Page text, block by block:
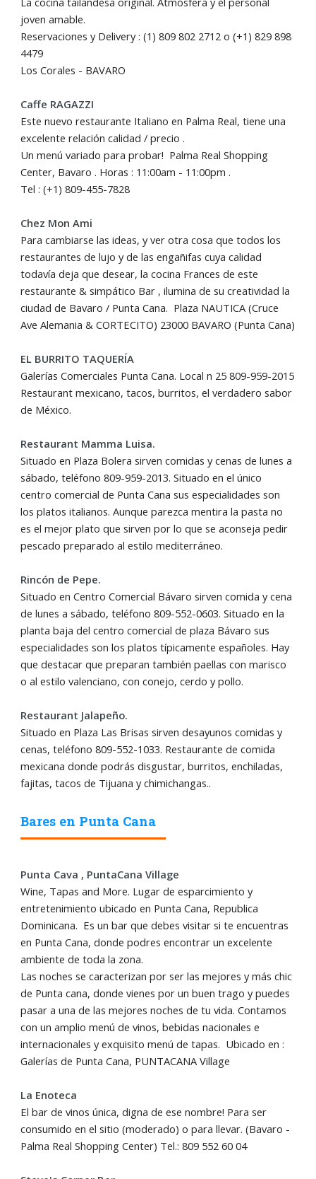
joven amable.
Reservaciones y Delivery : (1) 809 802 2712 o (+1) 829 898
4479
Los Corales - BAVARO
Caffe RAGAZZI
Este nuevo restaurante Italiano en Palma Real, tiene una
excelente relación calidad / precio .
Un menú variado para probar! Palma Real Shopping
Center, Bavaro . Horas : 11:00am - 11:00pm .
Tel : (+1) 809-455-7828
Chez Mon Ami
Para cambiarse las ideas, y ver otra cosa que todos los
restaurantes de lujo y de las engañifas cuya calidad
todavía deja que desear, la cocina Frances de este
restaurante & simpático Bar , ilumina de su creatividad la
ciudad de Bavaro / Punta Cana. Plaza NAUTICA (Cruce
Ave Alemania & CORTECITO) 23000 BAVARO (Punta Cana)
EL BURRITO TAQUERÍA
Galerías Comerciales Punta Cana. Local n 25 809-959-2015
Restaurant mexicano, tacos, burritos, el verdadero sabor
de México.
Restaurant Mamma Luisa.
Situado en Plaza Bolera sirven comidas y cenas de lunes a
sábado, teléfono 809-959-2013. Situado en el único
centro comercial de Punta Cana sus especialidades son
los platos italianos. Aunque parezca mentira la pasta no
es el mejor plato que sirven por lo que se aconseja pedir
pescado preparado al estilo mediterráneo.
Rincón de Pepe.
Situado en Centro Comercial Bávaro sirven comida y cena
de lunes a sábado, teléfono 809-552-0603. Situado en la
planta baja del centro comercial de plaza Bávaro sus
especialidades son los platos típicamente españoles. Hay
que destacar que preparan también paellas con marisco
o al estilo valenciano, con conejo, cerdo y pollo.
Restaurant Jalapeño.
Situado en Plaza Las Brisas sirven desayunos comidas y
cenas, teléfono 809-552-1033. Restaurante de comida
mexicana donde podrás disgustar, burritos, enchiladas,
fajitas, tacos de Tijuana y chimichangas..
Bares en Punta Cana
Punta Cava , PuntaCana Village
Wine, Tapas and More. Lugar de esparcimiento y
entretenimiento ubicado en Punta Cana, Republica
Dominicana. Es un bar que debes visitar si te encuentras
en Punta Cana, donde podres encontrar un excelente
ambiente de toda la zona.
Las noches se caracterizan por ser las mejores y más chic
de Punta cana, donde vienes por un buen trago y puedes
pasar a una de las mejores noches de tu vida. Contamos
con un amplio menú de vinos, bebidas nacionales e
internacionales y exquisito menú de tapas. Ubicado en :
Galerías de Punta Cana, PUNTACANA Village
La Enoteca
El bar de vinos única, digna de ese nombre! Para ser
consumido en el sitio (moderado) o para llevar. (Bavaro -
Palma Real Shopping Center) Tel.: 809 552 60 04